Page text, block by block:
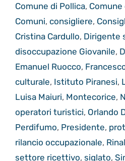
Comune di Pollica, Comune
Comuni, consigliere,
Cristina Cardullo, Dirigente
disoccupazione Giovanile,
Emanuel Ruocco,
culturale, Istituto Piranesi,
Luisa Maiuri, Montecorice,
operatori turistici, Orlando
Perdifumo, Presidente,
rilancio occupazionale,
settore ricettivo, siglato,